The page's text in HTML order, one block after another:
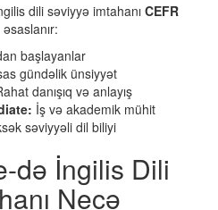
dili səviyyə imtahanı CEFR
əsaslanır:
başlayanlar
gündəlik ünsiyyət
danışıq və anlayış
İş və akademik mühit
səviyyəli dil biliyi
də İngilis Dili
Necə